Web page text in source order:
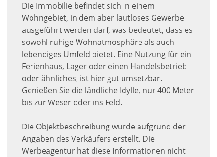
Die Immobilie befindet sich in einem
Wohngebiet, in dem aber lautloses Gewerbe
ausgeführt werden darf, was bedeutet, dass es
sowohl ruhige Wohnatmosphäre als auch
lebendiges Umfeld bietet. Eine Nutzung für ein
Ferienhaus, Lager oder einen Handelsbetrieb
oder ähnliches, ist hier gut umsetzbar.
Genießen Sie die ländliche Idylle, nur 400 Meter
bis zur Weser oder ins Feld.
Die Objektbeschreibung wurde aufgrund der
Angaben des Verkäufers erstellt. Die
Werbeagentur hat diese Informationen nicht